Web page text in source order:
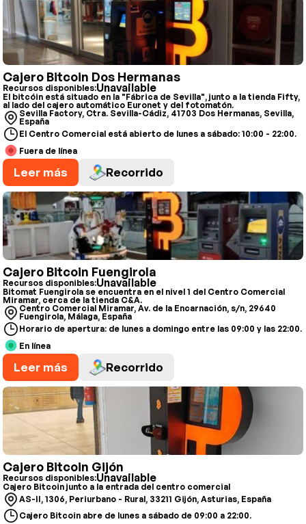
Cajero Bitcoin Dos Hermanas
Recursos disponibles:Unavailable
El bitcóin está situado en la "Fábrica de Sevilla", junto a la tienda Fifty,
al lado del cajero automático Euronet y del fotomatón.
Sevilla Factory, Ctra. Sevilla-Cádiz, 41703 Dos Hermanas, Sevilla,
España
El Centro Comercial está abierto de lunes a sábado: 10:00 - 22:00.
Fuera de línea
Leer más Recorrido
Cajero Bitcoin Fuengirola
Recursos disponibles:Unavailable
Bitomat Fuengirola se encuentra en el nivel 1 del Centro Comercial
Miramar, cerca de la tienda C&A.
Centro Comercial Miramar, Av. de la Encarnación, s/n, 29640
Fuengirola, Málaga, España
Horario de apertura: de lunes a domingo entre las 09:00 y las 22:00.
En línea
Leer más Recorrido
Cajero Bitcoin Gijón
Recursos disponibles:Unavailable
Cajero Bitcoin junto a la entrada del centro comercial
AS-II, 1306, Periurbano - Rural, 33211 Gijón, Asturias, España
Cajero Bitcoin abre de lunes a sábado de 09:00 a 22:00.